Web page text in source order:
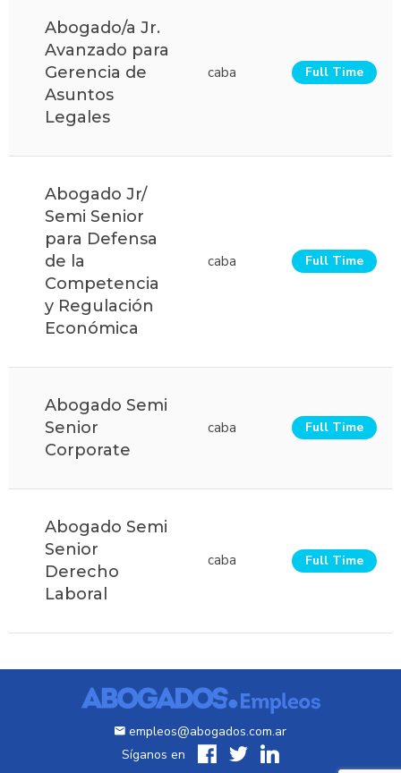
Abogado/a Jr.
Avanzado para
Gerencia de
Asuntos
Legales
caba Full Time
Abogado Jr/
Semi Senior
para Defensa
de la
Competencia
y Regulación
Económica
caba Full Time
Abogado Semi
Senior
Corporate
caba Full Time
Abogado Semi
Senior
Derecho
Laboral
caba Full Time
empleos@abogados.com.ar
Síganos en